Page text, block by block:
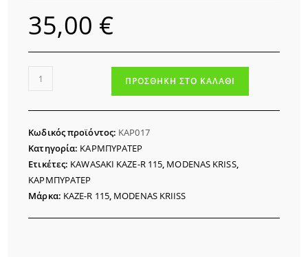
35,00 €
ΚΑΡΜΠΥΡΑΤΕΡ
KAZE-
115
ποσότητα
ΠΡΟΣΘΉΚΗ ΣΤΟ ΚΑΛΆΘΙ
Κωδικός προϊόντος: ΚΑΡ017
Κατηγορία: ΚΑΡΜΠΥΡΑΤΕΡ
Ετικέτες: KAWASAKI KAZE-R 115, MODENAS KRISS,
ΚΑΡΜΠΥΡΑΤΕΡ
Μάρκα: KAZE-R 115, MODENAS KRIISS